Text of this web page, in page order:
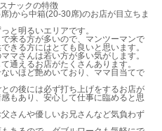
ナックの特徴
)から中箱(20-30席)のお店が目立ちま
と明るいエリアです。
来る方が多いので、マンツーマンで
きる方にはとても良いと思います。
マさんは若い方が多い気がします。
通えるお店がたくさんあります。
いほど艶めいており、ママ目当てで
の後には必ず打ち上げをするお店が
もあり、安心して仕事に臨めると思
さんや優しいお兄さんなど気負わず